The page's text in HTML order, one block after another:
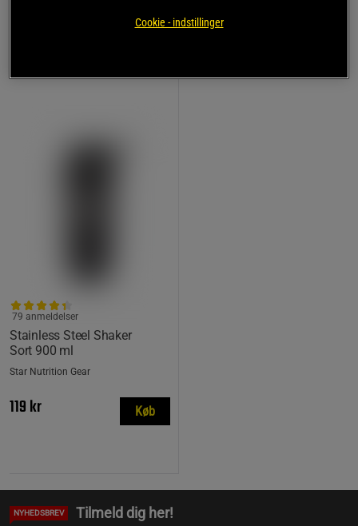
149 kr
Stainless Steel Shaker
Sort 900 ml
79 anmeldelser
Star Nutrition Gear
119 kr Køb
NYHEDSBREV Tilmeld dig her!
Cookie - indstillinger